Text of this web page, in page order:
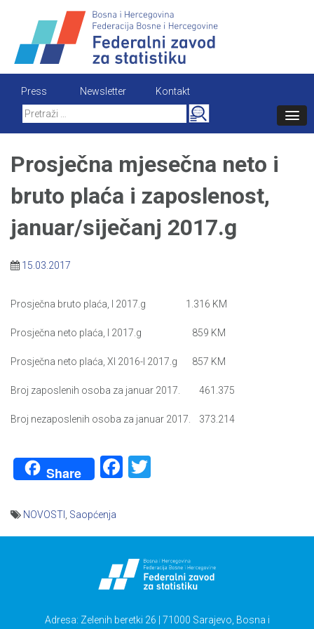
content
Press Newsletter
Kontakt
Search
for:
Prosječna mjesečna neto i
bruto plaća i zaposlenost,
januar/siječanj 2017.g
15.03.2017
Prosječna bruto plaća, I 2017.g 1.316 KM
Prosječna neto plaća, I 2017.g 859 KM
Prosječna neto plaća, XI 2016-I 2017.g 857 KM
Broj zaposlenih osoba za januar 2017. 461.375
Broj nezaposlenih osoba za januar 2017. 373.214
Share Facebook
NOVOSTI Saopćenja
Adresa: Zelenih beretki 26 | 71000 Sarajevo, Bosna i